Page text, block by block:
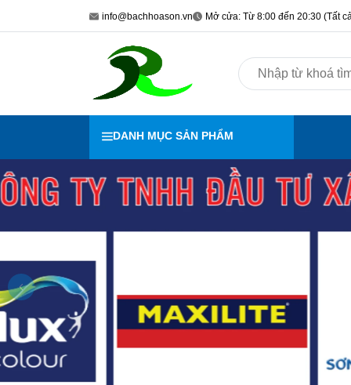
info@bachhoason.vn Mở cửa: Từ 8:00 đến 20:30 (Tất
DANH MỤC SẢN PHẨM